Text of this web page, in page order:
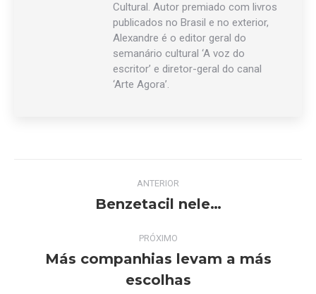
Cultural. Autor premiado com livros
publicados no Brasil e no exterior,
Alexandre é o editor geral do
semanário cultural ‘A voz do
escritor’ e diretor-geral do canal
‘Arte Agora’.
NavegaçãoANTERIOR
Post
Benzetacil nele…
PRÓXIMO
post:
Más companhias levam a más
escolhas